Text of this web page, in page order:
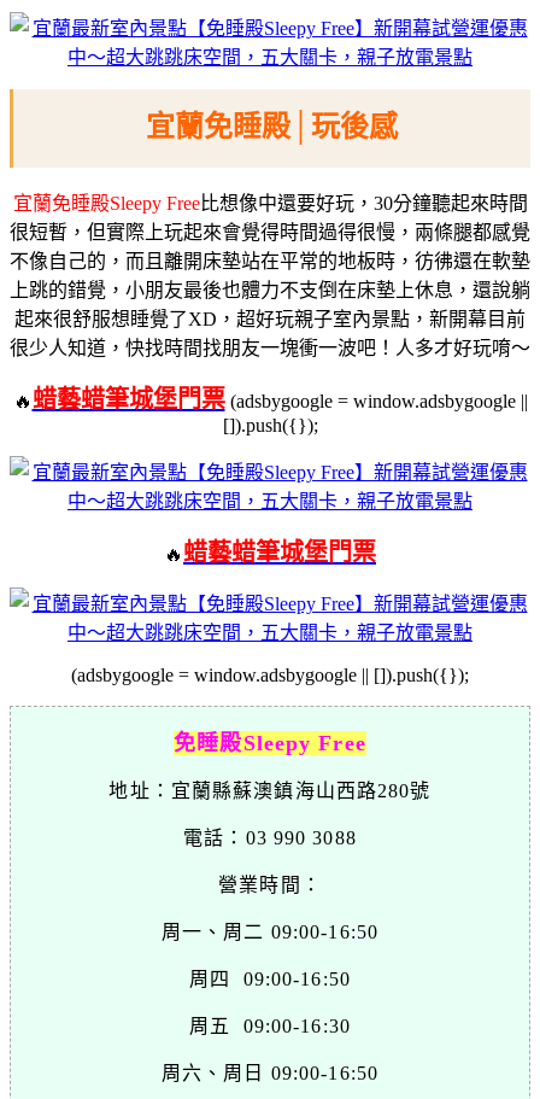
宜蘭免睡殿│玩後感
宜蘭免睡殿Sleepy Free比想像中還要好玩，30分鐘聽起來時間
很短暫，但實際上玩起來會覺得時間過得很慢，兩條腿都感覺
不像自己的，而且離開床墊站在平常的地板時，彷彿還在軟墊
上跳的錯覺， 小朋友最後也體力不支倒在床墊上休息，還說躺
起來很舒服想睡覺了XD，超好玩親子室內景點，新開幕目前
很少人知道，快找時間找朋友一塊衝一波吧！人多才好玩唷～
🔥蜡藝蜡筆城堡門票(adsbygoogle = window.adsbygoogle ||
[]).push({});
🔥蜡藝蜡筆城堡門票
(adsbygoogle = window.adsbygoogle || []).push({});
免睡殿Sleepy Free
地址：宜蘭縣蘇澳鎮海山西路280號
電話：03 990 3088
營業時間：
周一、周二 09:00-16:50
周四 09:00-16:50
周五 09:00-16:30
周六、周日 09:00-16:50